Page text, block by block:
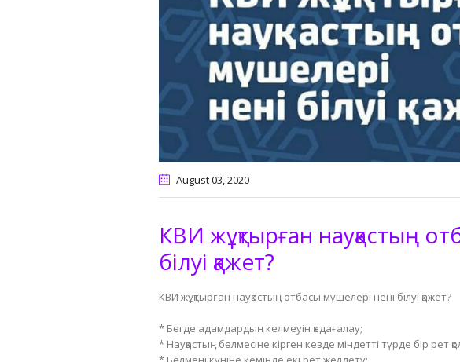
August 03 , 2020
КВИ жұқтырған науқастың
білуі қажет?
КВИ жұқтырған науқастың отбасы мүшелері нені білуі қажет?
* Бөгде адамдардың келмеуін қадағалау;
* Науқастың бөлмесіне кірген кезде міндетті түрде бір